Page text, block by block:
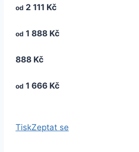
od 2 111 Kč
od 1 888 Kč
888 Kč
od 1 666 Kč
TiskZeptat se